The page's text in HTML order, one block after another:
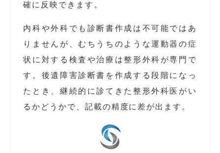
確に反映できます。
内科や外科でも診断書作成は不可能ではあ
りませんが、むちうちのような運動器の症
状に対する検査や治療は整形外科が専門で
す。後遺障害診断書を作成する段階になっ
たとき、継続的に診てきた整形外科医がい
るかどうかで、記載の精度に差が出ます。